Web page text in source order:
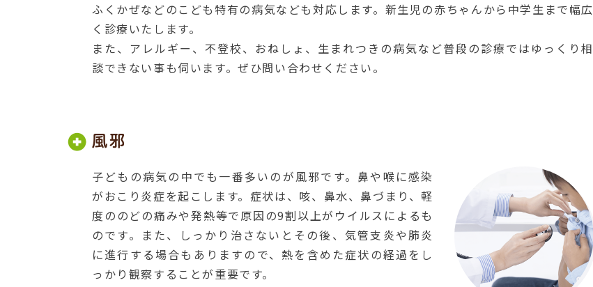
ふくかぜなどのこども特有の病気なども対応します。新生児の赤ちゃんから中学生まで幅広
く診療いたします。
また、アレルギー、不登校、おねしょ、生まれつきの病気など普段の診療ではゆっくり相
談できない事も伺います。ぜひ問い合わせください。
風邪
子どもの病気の中でも一番多いのが風邪です。鼻や喉に感染
がおこり炎症を起こします。症状は、咳、鼻水、鼻づまり、軽
度ののどの痛みや発熱等で原因の9割以上がウイルスによるも
のです。また、しっかり治さないとその後、気管支炎や肺炎
に進行する場合もありますので、熱を含めた症状の経過をし
っかり観察することが重要です。